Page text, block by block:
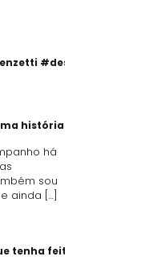
#desafioartegorda
história
há
sou
ainda […]
tenha feito sexo oral